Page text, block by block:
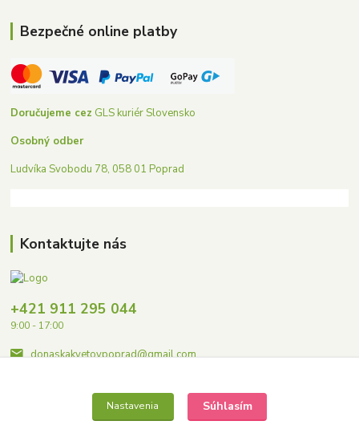
Bezpečné online platby
Doručujeme cez GLS kuriér Slovensko
Osobný odber
Ludvíka Svobodu 78, 058 01 Poprad
Kontaktujte nás
+421 911 295 044
9:00 - 17:00
donaskakvetovpoprad@gmail.com
Nastavenia Súhlasím